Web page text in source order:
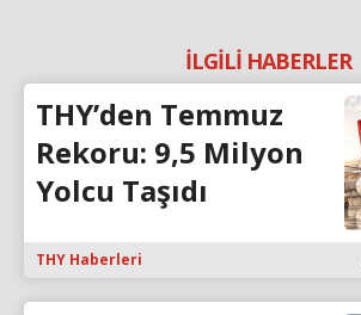
İLGİLİ HABERLER
THY’den Temmuz
Rekoru: 9,5 Milyon
Yolcu Taşıdı
THY Haberleri